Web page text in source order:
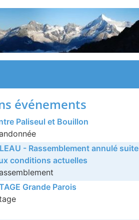
événements
Paliseul et Bouillon
- Rassemblement annulé suite
conditions actuelles
Grande Parois